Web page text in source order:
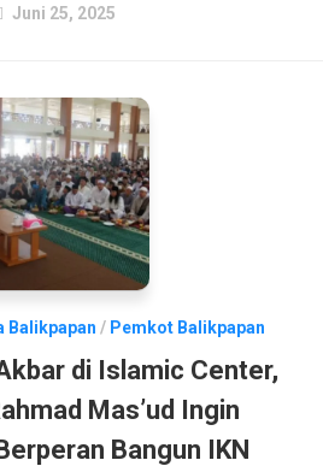
Juni 25, 2025
Balikpapan / Pemkot Balikpapan
di Islamic Center,
Mas’ud Ingin
Bangun IKN